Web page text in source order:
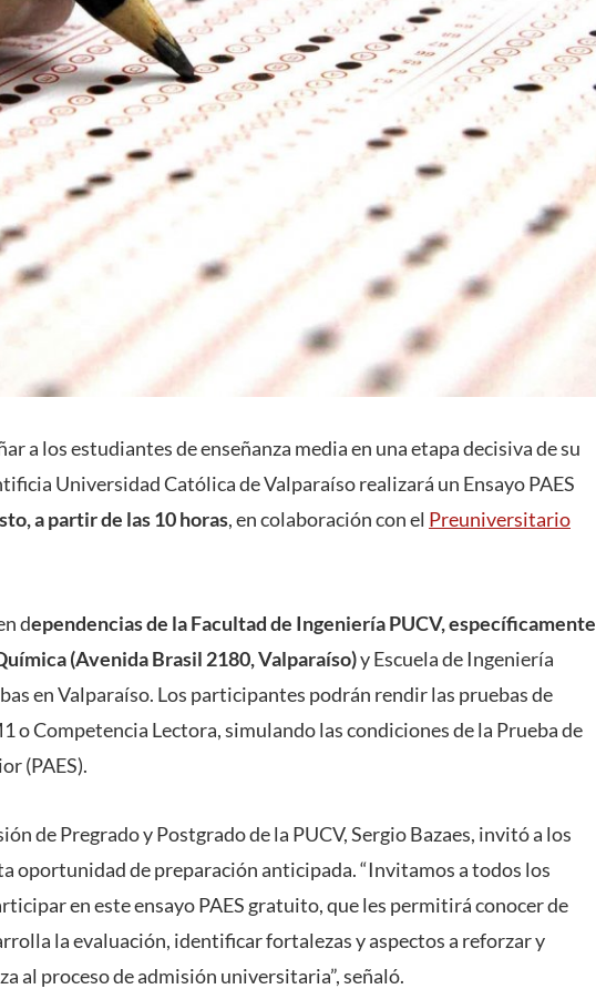
a los estudiantes de enseñanza media en una etapa decisiva de su
Universidad Católica de Valparaíso realizará un Ensayo PAES
a partir de las 10 horas, en colaboración con el Preuniversitario
dependencias de la Facultad de Ingeniería PUCV, específicamente
(Avenida Brasil 2180, Valparaíso)y Escuela de Ingeniería
en Valparaíso. Los participantes podrán rendir las pruebas de
o Competencia Lectora, simulando las condiciones de la Prueba de
(PAES).
de Pregrado y Postgrado de la PUCV, Sergio Bazaes, invitó a los
oportunidad de preparación anticipada. “Invitamos a todos los
en este ensayo PAES gratuito, que les permitirá conocer de
la evaluación, identificar fortalezas y aspectos a reforzar y
al proceso de admisión universitaria”, señaló.